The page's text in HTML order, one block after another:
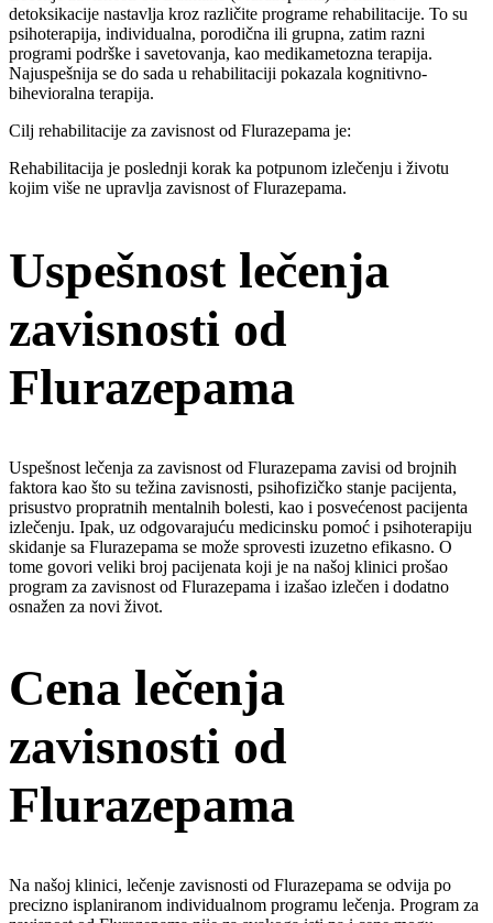
detoksikacije nastavlja kroz različite programe rehabilitacije. To su
psihoterapija, individualna, porodična ili grupna, zatim razni
programi podrške i savetovanja, kao medikametozna terapija.
Najuspešnija se do sada u rehabilitaciji pokazala kognitivno-
bihevioralna terapija.
Cilj rehabilitacije za zavisnost od Flurazepama je:
Rehabilitacija je poslednji korak ka potpunom izlečenju i životu
kojim više ne upravlja zavisnost of Flurazepama.
Uspešnost lečenja
zavisnosti od
Flurazepama
Uspešnost lečenja za zavisnost od Flurazepama zavisi od brojnih
faktora kao što su težina zavisnosti, psihofizičko stanje pacijenta,
prisustvo propratnih mentalnih bolesti, kao i posvećenost pacijenta
izlečenju. Ipak, uz odgovarajuću medicinsku pomoć i psihoterapiju
skidanje sa Flurazepama se može sprovesti izuzetno efikasno. O
tome govori veliki broj pacijenata koji je na našoj klinici prošao
program za zavisnost od Flurazepama i izašao izlečen i dodatno
osnažen za novi život.
Cena lečenja
zavisnosti od
Flurazepama
Na našoj klinici, lečenje zavisnosti od Flurazepama se odvija po
precizno isplaniranom individualnom programu lečenja. Program za